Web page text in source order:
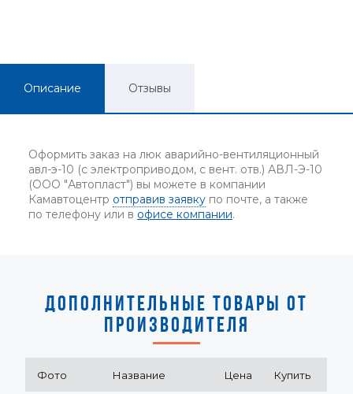
Описание Отзывы
Оформить заказ на люк аварийно-вентиляционный
авл-э-10 (с электроприводом, с вент. отв.) АВЛ-Э-10
(ООО "Автопласт") вы можете в компании
Камавтоцентр отправив заявку по почте, а также
по телефону или в офисе компании.
ДОПОЛНИТЕЛЬНЫЕ ТОВАРЫ ОТ
ПРОИЗВОДИТЕЛЯ
Фото Название Цена Купить